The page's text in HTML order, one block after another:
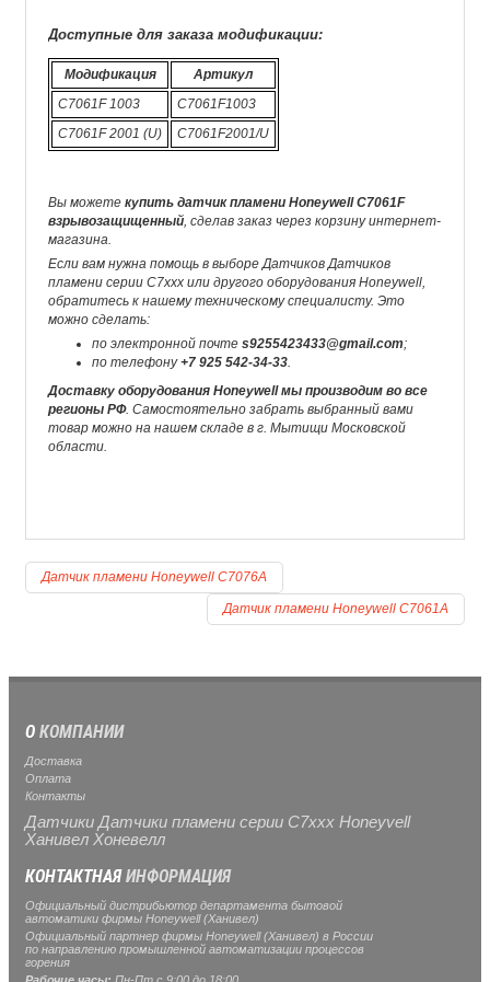
Доступные для заказа модификации:
Модификация
Артикул
C7061F 1003
C7061F1003
C7061F 2001 (U)
C7061F2001/U
Вы можете купить датчик пламени Honeywell C7061F
взрывозащищенный, сделав заказ через корзину интернет-
магазина.
Если вам нужна помощь в выборе Датчиков Датчиков
пламени серии C7xxx или другого оборудования Honeywell,
обратитесь к нашему техническому специалисту. Это
можно сделать:
по электронной почте s9255423433@gmail.com;
по телефону+7 925 542-34-33.
Доставку оборудования Honeywell мы производим во все
регионы РФ. Самостоятельно забрать выбранный вами
товар можно на нашем складе в г. Мытищи Московской
области.
Датчик пламени Honeywell C7076A
Датчик пламени Honeywell C7061A
О КОМПАНИИ
Доставка
Оплата
Контакты
Датчики Датчики пламени серии C7xxx Honeyvell
Ханивел Хоневелл
КОНТАКТНАЯИНФОРМАЦИЯ
Официальный дистрибьютор департамента бытовой
автоматики фирмы Honeywell (Ханивел)
Официальный партнер фирмы Honeywell (Ханивел) в России
по направлению промышленной автоматизации процессов
горения